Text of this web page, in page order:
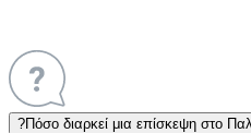
?Πόσο διαρκεί μια επίσκεψη στο